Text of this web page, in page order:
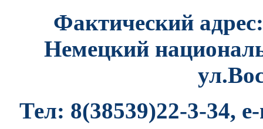
Фактический
Немецкий
Тел: 8(38539)22-3-34,